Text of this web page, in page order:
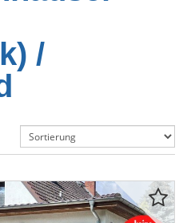
/